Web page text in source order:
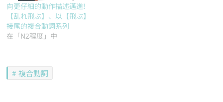
向更仔細的動作描述邁進!
【乱れ飛ぶ】、以【飛ぶ】
接尾的複合動詞系列
在「N2程度」中
複合動詞